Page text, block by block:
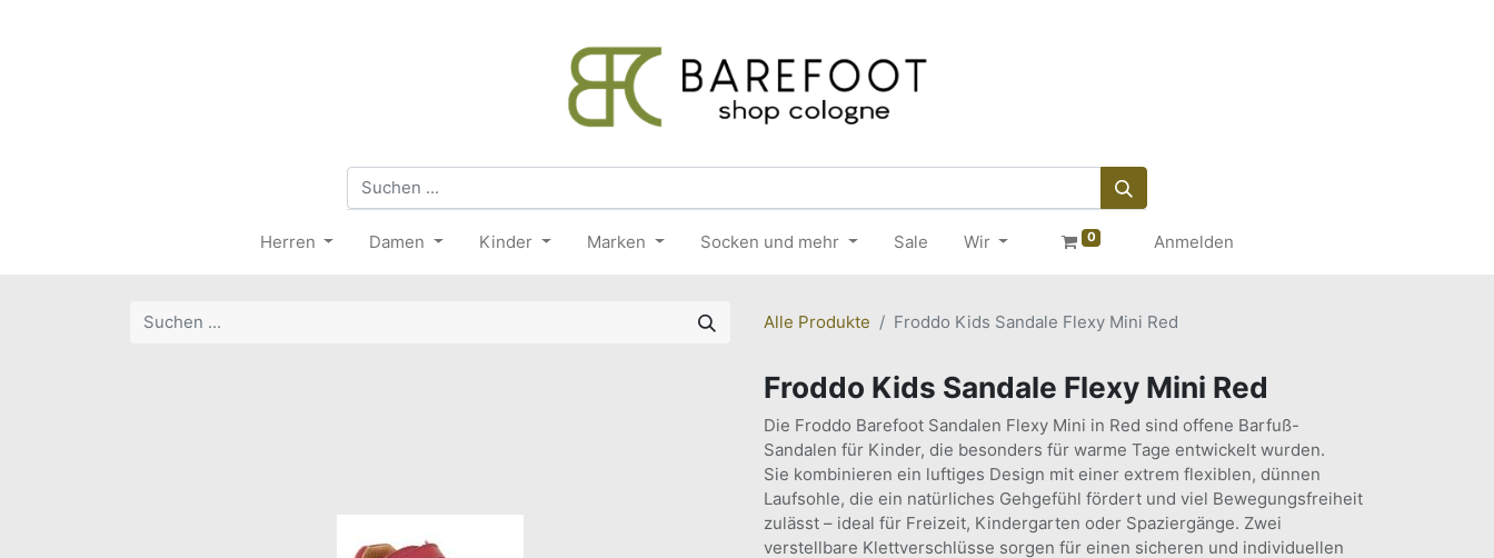
Herren Damen Kinder Marken Socken und mehr Sale Wir 0 Anmelden
Alle Produkte Froddo Kids Sandale Flexy Mini Red
Froddo Kids Sandale Flexy Mini Red
Die Froddo Barefoot Sandalen Flexy Mini in Red sind offene Barfuß-
Sandalen für Kinder, die besonders für warme Tage entwickelt wurden.
Sie kombinieren ein luftiges Design mit einer extrem flexiblen, dünnen
Laufsohle, die ein natürliches Gehgefühl fördert und viel Bewegungsfreiheit
zulässt – ideal für Freizeit, Kindergarten oder Spaziergänge. Zwei
verstellbare Klettverschlüsse sorgen für einen sicheren und individuellen